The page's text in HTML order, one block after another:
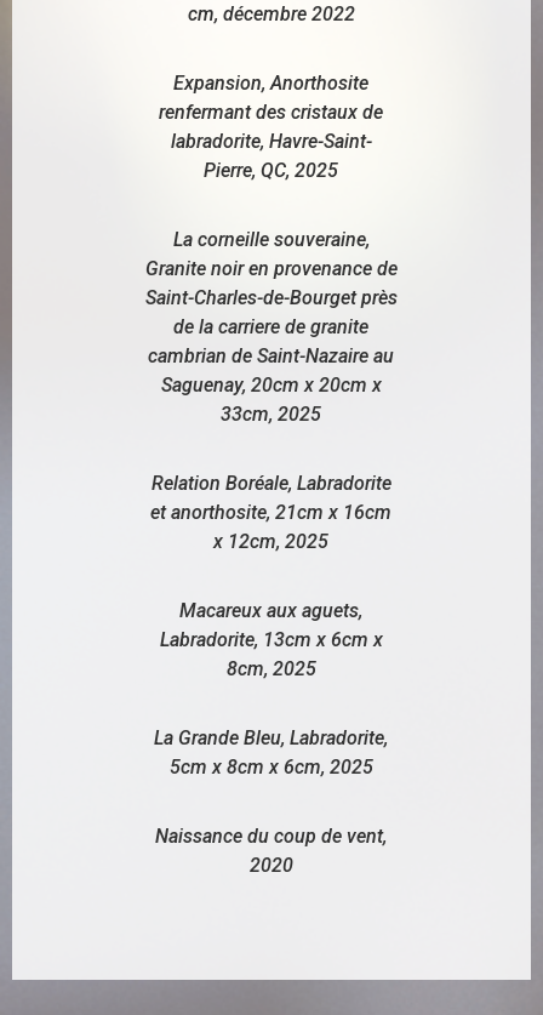
cm, décembre 2022
Expansion, Anorthosite
renfermant des cristaux de
labradorite, Havre-Saint-
Pierre, QC, 2025
La corneille souveraine,
Granite noir en provenance de
Saint-Charles-de-Bourget près
de la carriere de granite
cambrian de Saint-Nazaire au
Saguenay, 20cm x 20cm x
33cm, 2025
Relation Boréale, Labradorite
et anorthosite, 21cm x 16cm
x 12cm, 2025
Macareux aux aguets,
Labradorite, 13cm x 6cm x
8cm, 2025
La Grande Bleu, Labradorite,
5cm x 8cm x 6cm, 2025
Naissance du coup de vent,
2020